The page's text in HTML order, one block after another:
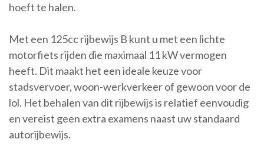
hoeft te halen.
Met een 125cc rijbewijs B kunt u met een lichte
motorfiets rijden die maximaal 11 kW vermogen
heeft. Dit maakt het een ideale keuze voor
stadsvervoer, woon-werkverkeer of gewoon voor de
lol. Het behalen van dit rijbewijs is relatief eenvoudig
en vereist geen extra examens naast uw standaard
autorijbewijs.